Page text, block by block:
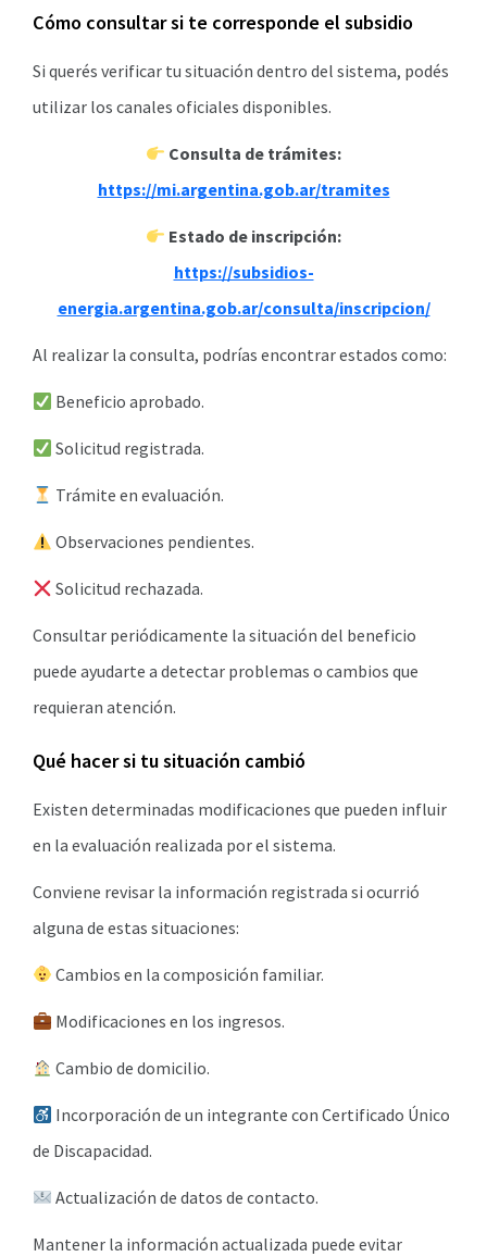
Cómo consultar si te corresponde el subsidio
Si querés verificar tu situación dentro del sistema, podés
utilizar los canales oficiales disponibles.
Consulta de trámites:
https://mi.argentina.gob.ar/tramites
Estado de inscripción:
https://subsidios-
energia.argentina.gob.ar/consulta/inscripcion/
Al realizar la consulta, podrías encontrar estados como:
Beneficio aprobado.
Solicitud registrada.
Trámite en evaluación.
Observaciones pendientes.
Solicitud rechazada.
Consultar periódicamente la situación del beneficio
puede ayudarte a detectar problemas o cambios que
requieran atención.
Qué hacer si tu situación cambió
Existen determinadas modificaciones que pueden influir
en la evaluación realizada por el sistema.
Conviene revisar la información registrada si ocurrió
alguna de estas situaciones:
Cambios en la composición familiar.
Modificaciones en los ingresos.
Cambio de domicilio.
Incorporación de un integrante con Certificado Único
de Discapacidad.
Actualización de datos de contacto.
Mantener la información actualizada puede evitar